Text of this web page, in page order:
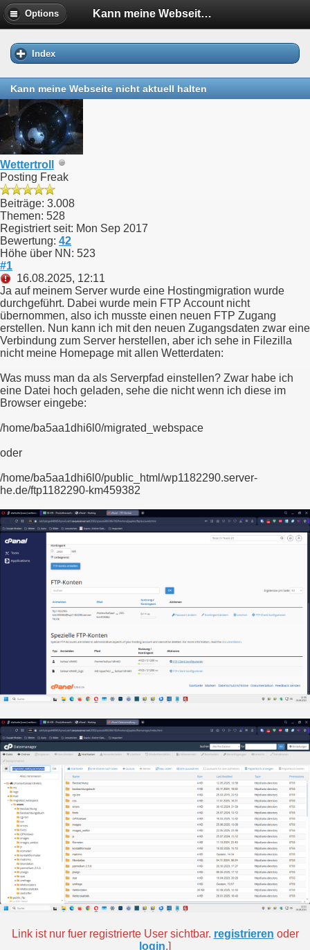
Options Kann meine Webseite nicht aktuell halten
Index
Kann meine Webseite nicht aktuell halten
Wettertroll
Posting Freak
Beiträge: 3.008
Themen: 528
Registriert seit: Mon Sep 2017
Bewertung: 42
Höhe über NN: 523
#1
16.08.2025, 12:11
Ja auf meinem Server wurde eine Hostingmigration wurde
durchgeführt. Dabei wurde mein FTP Account nicht
übernommen, also ich musste einen neuen FTP Zugang
erstellen. Nun kann ich mit den neuen Zugangsdaten zwar eine
Verbindung zum Server herstellen, aber ich sehe in Filezilla
nicht meine Homepage mit allen Wetterdaten:
Was muss man da als Serverpfad einstellen? Zwar habe ich
eine Datei hoch geladen, sehe die nicht wenn ich diese im
Browser eingebe:
/home/ba5aa1dhi6l0/migrated_webspace
oder
/home/ba5aa1dhi6l0/public_html/wp1182290.server-
he.de/ftp1182290-km459382
Link ist nur fuer registrierte User sichtbar. registrieren oder
login.]